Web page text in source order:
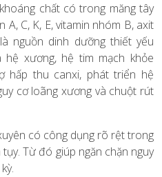
chất có trong măng tây
C, K, E, vitamin nhóm B, axit
nguồn dinh dưỡng thiết yếu
xương, hệ tim mạch khỏe
hấp thu canxi, phát triển hệ
cơ loãng xương và chuột rút
có công dụng rõ rệt trong
Từ đó giúp ngăn chặn nguy